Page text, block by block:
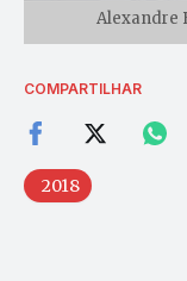
Alexandre
COMPARTILHAR
2018